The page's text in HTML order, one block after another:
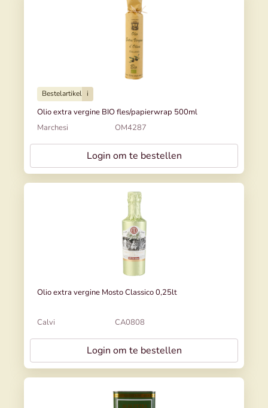
Bestelartikel i
Olio extra vergine BIO fles/papierwrap 500ml
Marchesi
OM4287
Login om te bestellen
Olio extra vergine Mosto Classico 0,25lt
Calvi CA0808
Login om te bestellen